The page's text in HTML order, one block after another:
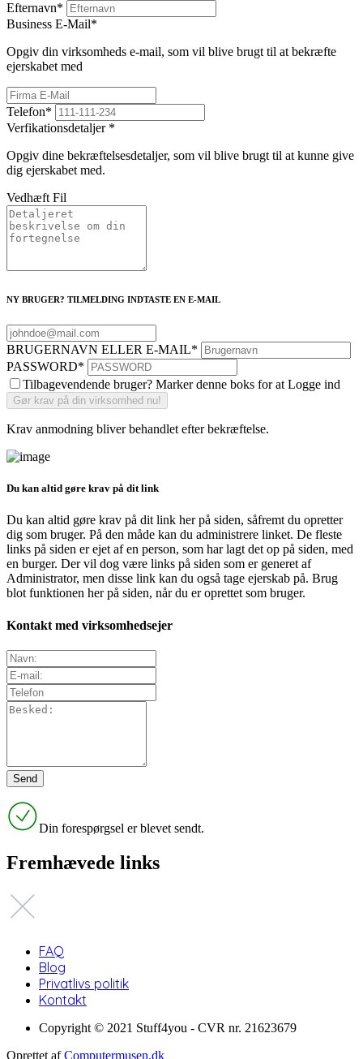
Efternavn*
Business E-Mail*
Opgiv din virksomheds e-mail, som vil blive brugt til at bekræfte
ejerskabet med
Telefon*
Verfikationsdetaljer *
Opgiv dine bekræftelsesdetaljer, som vil blive brugt til at kunne give
dig ejerskabet med.
Vedhæft Fil
NY BRUGER? TILMELDING INDTASTE EN E-MAIL
BRUGERNAVN ELLER E-MAIL*
PASSWORD*
Tilbagevendende bruger? Marker denne boks for at Logge ind
Krav anmodning bliver behandlet efter bekræftelse.
Du kan altid gøre krav på dit link
Du kan altid gøre krav på dit link her på siden, såfremt du opretter
dig som bruger. På den måde kan du administrere linket. De fleste
links på siden er ejet af en person, som har lagt det op på siden, med
en burger. Der vil dog være links på siden som er generet af
Administrator, men disse link kan du også tage ejerskab på. Brug
blot funktionen her på siden, når du er oprettet som bruger.
Kontakt med virksomhedsejer
Din forespørgsel er blevet sendt.
Fremhævede links
FAQ
Blog
Privatlivs politik
Kontakt
Copyright © 2021 Stuff4you - CVR nr. 21623679
Oprettet afComputermusen.dk